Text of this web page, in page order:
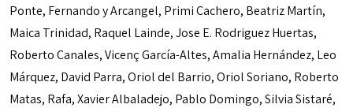
Ponte, Fernando y Arcangel, Primi Cachero, Beatriz Martín,
Maica Trinidad, Raquel Lainde, Jose E. Rodriguez Huertas,
Roberto Canales, Vicenç García-Altes, Amalia Hernández, Leo
Márquez, David Parra, Oriol del Barrio, Oriol Soriano, Roberto
Matas, Rafa, Xavier Albaladejo, Pablo Domingo, Silvia Sistaré,